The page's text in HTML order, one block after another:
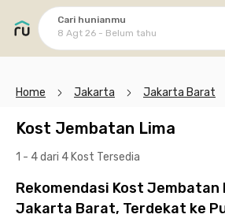
Cari hunianmu
8 Agt 26 - Belum tahu
Home Jakarta Jakarta Barat
Kost Jembatan Lima
1 - 4 dari 4 Kost Tersedia
Rekomendasi Kost Jembatan
Jakarta Barat, Terdekat ke